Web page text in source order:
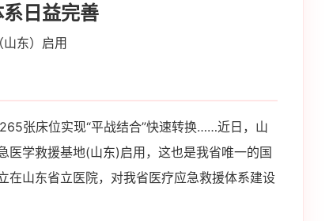
日益完善
东）启用
张床位实现“平战结合”快速转换……近日，山
医学救援基地(山东)启用，这也是我省唯一的国
在山东省立医院，对我省医疗应急救援体系建设